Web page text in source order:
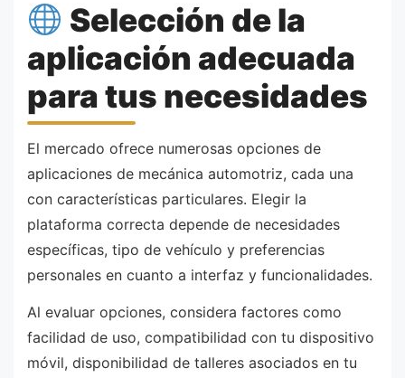
Selección de la
aplicación adecuada
para tus necesidades
El mercado ofrece numerosas opciones de
aplicaciones de mecánica automotriz, cada una
con características particulares. Elegir la
plataforma correcta depende de necesidades
específicas, tipo de vehículo y preferencias
personales en cuanto a interfaz y funcionalidades.
Al evaluar opciones, considera factores como
facilidad de uso, compatibilidad con tu dispositivo
móvil, disponibilidad de talleres asociados en tu